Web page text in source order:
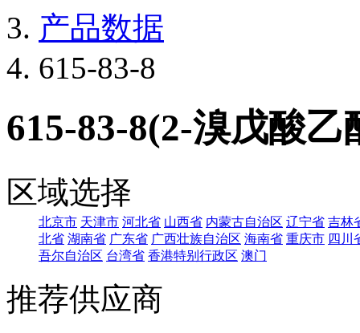
产品数据
615-83-8
615-83-8(2-溴戊酸乙
区域选择
北京市 天津市 河北省 山西省 内蒙古自治区 辽宁省 吉林
北省 湖南省 广东省 广西壮族自治区 海南省 重庆市 四川
吾尔自治区 台湾省 香港特别行政区 澳门
推荐供应商